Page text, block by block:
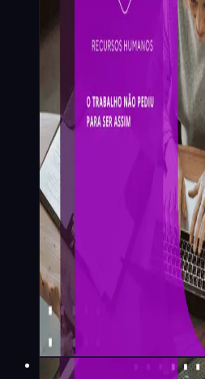
Lilian Giorgi
Recursos Humanos